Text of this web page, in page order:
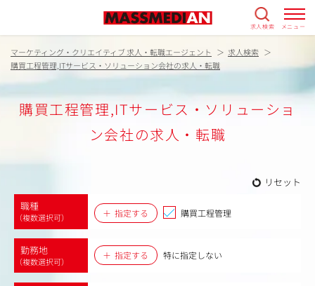
求人検索 メニュー
マーケティング・クリエイティブ 求人・転職エージェント
求人検索
購買工程管理,ITサービス・ソリューション会社の求人・転職
購買工程管理,ITサービス・ソリューショ
ン会社の求人・転職
リセット
職種
（複数選択可） 指定する 購買工程管理
勤務地
（複数選択可）
指定する 特に指定しない